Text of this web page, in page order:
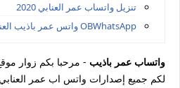
تنزيل واتساب عمر العنابي 2020
OBWhatsApp واتس عمر باذيب العنابي
واتساب عمر باذيب - مرحبا بكم زوار
لكم جميع إصدارات واتس اب عمر العنابي